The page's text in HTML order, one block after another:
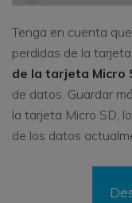
Tenga en cuenta
perdidas de la
de la tarjeta Micro
de datos. Guardar
la tarjeta Micro SD,
de los datos